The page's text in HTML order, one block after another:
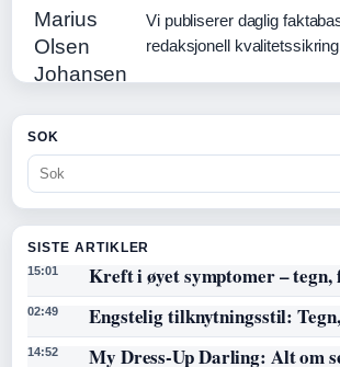
Vi publiserer daglig
redaksjonell
SOK
SISTE ARTIKLER
15:01 Kreft i øyet symptomer –
02:49 Engstelig tilknytningsstil:
14:52 My Dress-Up Darling: Alt om